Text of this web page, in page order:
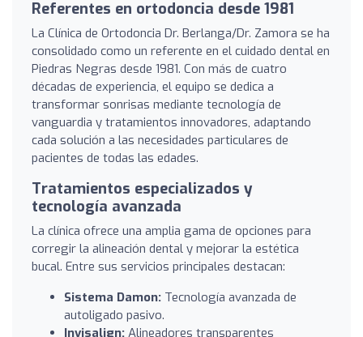
Referentes en ortodoncia desde 1981
La Clínica de Ortodoncia Dr. Berlanga/Dr. Zamora se ha
consolidado como un referente en el cuidado dental en
Piedras Negras desde 1981. Con más de cuatro
décadas de experiencia, el equipo se dedica a
transformar sonrisas mediante tecnología de
vanguardia y tratamientos innovadores, adaptando
cada solución a las necesidades particulares de
pacientes de todas las edades.
Tratamientos especializados y
tecnología avanzada
La clínica ofrece una amplia gama de opciones para
corregir la alineación dental y mejorar la estética
bucal. Entre sus servicios principales destacan:
Sistema Damon: Tecnología avanzada de
autoligado pasivo.
Invisalign: Alineadores transparentes